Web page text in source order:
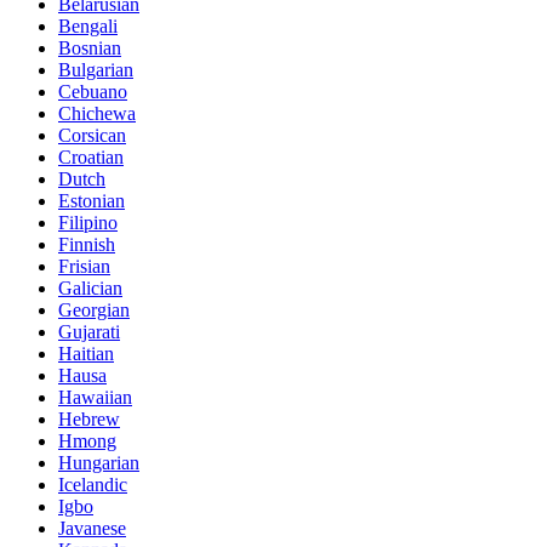
Belarusian
Bengali
Bosnian
Bulgarian
Cebuano
Chichewa
Corsican
Croatian
Dutch
Estonian
Filipino
Finnish
Frisian
Galician
Georgian
Gujarati
Haitian
Hausa
Hawaiian
Hebrew
Hmong
Hungarian
Icelandic
Igbo
Javanese